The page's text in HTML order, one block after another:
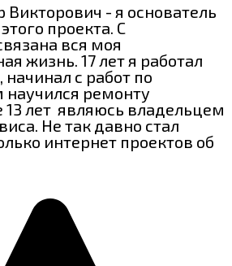
Викторович - я основатель
проекта. С
вся моя
жизнь. 17 лет я работал
с работ по
научился ремонту
13 лет являюсь владельцем
Не так давно стал
интернет проектов об